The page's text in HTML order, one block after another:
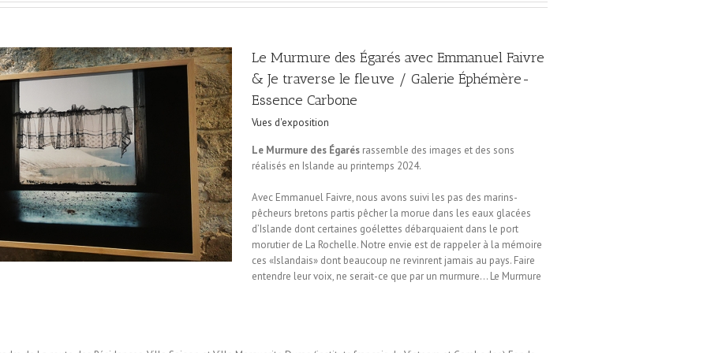
Le Murmure des Égarés avec Emmanuel Faivre
& Je traverse le fleuve / Galerie Éphémère-
Essence Carbone
Vues d'exposition
Le Murmure des Égarés rassemble des images et des sons
réalisés en Islande au printemps 2024.
Avec Emmanuel Faivre, nous avons suivi les pas des marins-
pêcheurs bretons partis pêcher la morue dans les eaux glacées
d’Islande dont certaines goélettes débarquaient dans le port
morutier de La Rochelle. Notre envie est de rappeler à la mémoire
ces «Islandais» dont beaucoup ne revinrent jamais au pays. Faire
entendre leur voix, ne serait-ce que par un murmure… Le Murmure